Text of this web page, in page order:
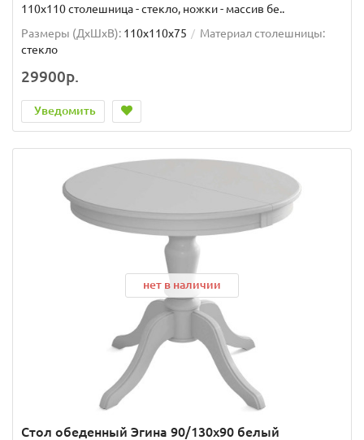
110х110 столешница - стекло, ножки - массив бе..
Размеры (ДхШxВ): 110х110х75
Материал столешницы:
стекло
29900р.
Уведомить
нет в наличии
Стол обеденный Эгина 90/130х90 белый